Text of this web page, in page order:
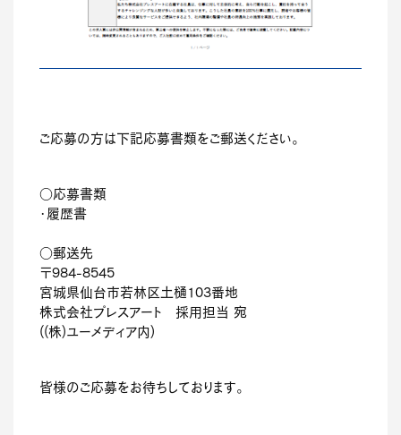
ご応募の方は下記応募書類をご郵送ください。
○応募書類
・履歴書
○郵送先
〒984-8545
宮城県仙台市若林区土樋103番地
株式会社プレスアート 採用担当 宛
((株)ユーメディア内)
皆様のご応募をお待ちしております。